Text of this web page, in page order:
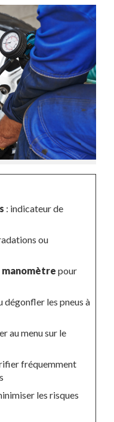
: indicateur de
ou
manomètre pour
dégonfler les pneus à
au menu sur le
fréquemment
les risques